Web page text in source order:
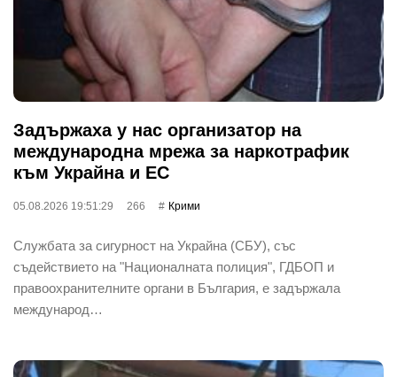
Задържаха у нас организатор на
международна мрежа за наркотрафик
към Украйна и ЕС
05.08.2026 19:51:29 266 Крими
Службата за сигурност на Украйна (СБУ), със
съдействието на "Националната полиция", ГДБОП и
правоохранителните органи в България, е задържала
международ…